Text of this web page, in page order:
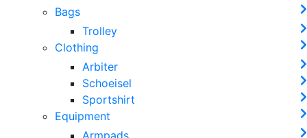
Bags
Trolley
Clothing
Arbiter
Schoeisel
Sportshirt
Equipment
Armpads